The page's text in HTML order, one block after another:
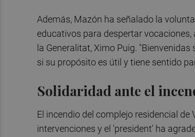
Además, Mazón ha señalado la
educativos para despertar
la Generalitat, Ximo Puig.
si su propósito es útil y tiene sentido
Solidaridad ante el
El incendio del complejo residencial
intervenciones y el 'president' ha